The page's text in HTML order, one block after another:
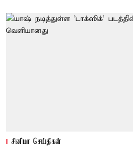
சினிமா செய்திகள்